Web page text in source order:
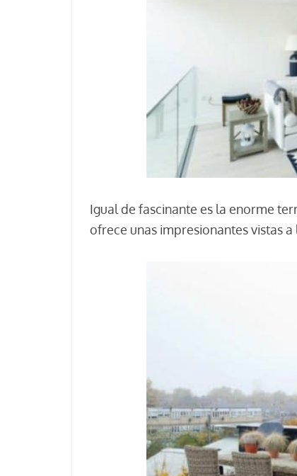
Igual de fascinante es la enorme
ofrece unas impresionantes vistas a